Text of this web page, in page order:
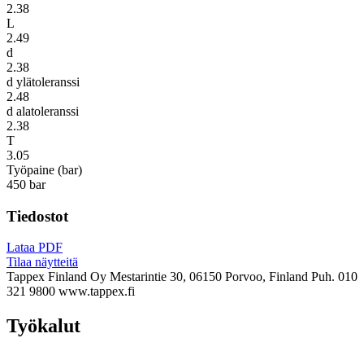
2.38
L
2.49
d
2.38
d ylätoleranssi
2.48
d alatoleranssi
2.38
T
3.05
Työpaine (bar)
450 bar
Tiedostot
Lataa PDF
Tilaa näytteitä
Tappex Finland Oy Mestarintie 30, 06150 Porvoo, Finland Puh. 010
321 9800 www.tappex.fi
Työkalut